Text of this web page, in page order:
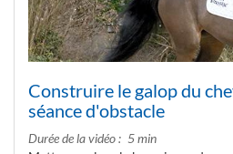
Construire le galop du
séance d'obstacle
Durée de la vidéo
5 min